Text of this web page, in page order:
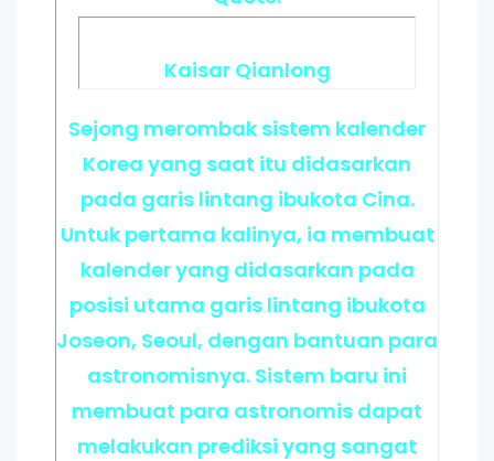
Kaisar Qianlong
Sejong merombak sistem kalender
Korea yang saat itu didasarkan
pada garis lintang ibukota Cina.
Untuk pertama kalinya, ia membuat
kalender yang didasarkan pada
posisi utama garis lintang ibukota
Joseon, Seoul, dengan bantuan para
astronomisnya. Sistem baru ini
membuat para astronomis dapat
melakukan prediksi yang sangat